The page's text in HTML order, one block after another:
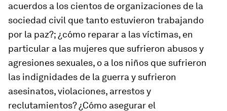
acuerdos a los cientos de organizaciones de la
sociedad civil que tanto estuvieron trabajando
por la paz?; ¿cómo reparar a las víctimas, en
particular a las mujeres que sufrieron abusos y
agresiones sexuales, o a los niños que sufrieron
las indignidades de la guerra y sufrieron
asesinatos, violaciones, arrestos y
reclutamientos? ¿Cómo asegurar el